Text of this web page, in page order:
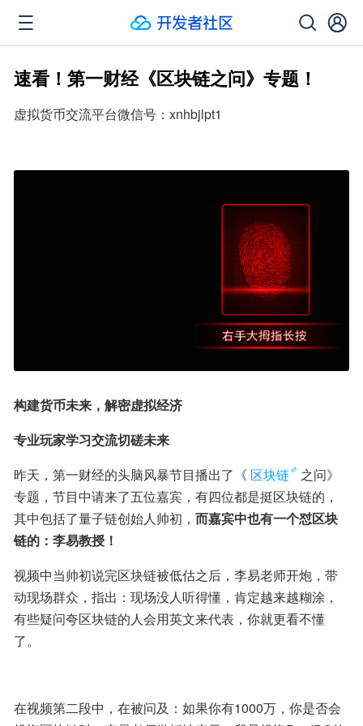
速看！第一财经《区块链之问》专题！
虚拟货币交流平台微信号：xnhbjlpt1
构建货币未来，解密虚拟经济
专业玩家学习交流切磋未来
昨天，第一财经的头脑风暴节目播出了《 区块链
之问》
专题，节目中请来了五位嘉宾，有四位都是挺区块链的，
其中包括了量子链创始人帅初， 而嘉宾中也有一个怼区块
链的：李易教授！
视频中当帅初说完区块链被低估之后，李易老师开炮，带
动现场群众，指出：现场没人听得懂，肯定越来越糊涂，
有些疑问夸区块链的人会用英文来代表，你就更看不懂
了。
在视频第二段中，在被问及：如果你有1000万，你是否会